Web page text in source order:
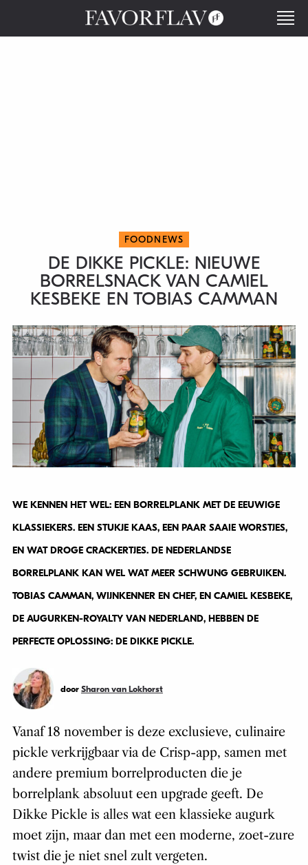
FOODNEWS
DE DIKKE PICKLE: NIEUWE
BORRELSNACK VAN CAMIEL
KESBEKE EN TOBIAS CAMMAN
WE KENNEN HET WEL: EEN BORRELPLANK MET DE EEUWIGE
KLASSIEKERS. EEN STUKJE KAAS, EEN PAAR SAAIE WORSTJES,
EN WAT DROGE CRACKERTJES. DE NEDERLANDSE
BORRELPLANK KAN WEL WAT MEER SCHWUNG GEBRUIKEN.
TOBIAS CAMMAN, WIJNKENNER EN CHEF, EN CAMIEL KESBEKE,
DE AUGURKEN-ROYALTY VAN NEDERLAND, HEBBEN DE
PERFECTE OPLOSSING: DE DIKKE PICKLE.
door Sharon van Lokhorst
Vanaf 18 november is deze exclusieve, culinaire
pickle verkrijgbaar via de Crisp-app, samen met
andere premium borrelproducten die je
borrelplank absoluut een upgrade geeft. De
Dikke Pickle is alles wat een klassieke augurk
moet zijn, maar dan met een moderne, zoet-zure
twist die je niet snel zult vergeten.